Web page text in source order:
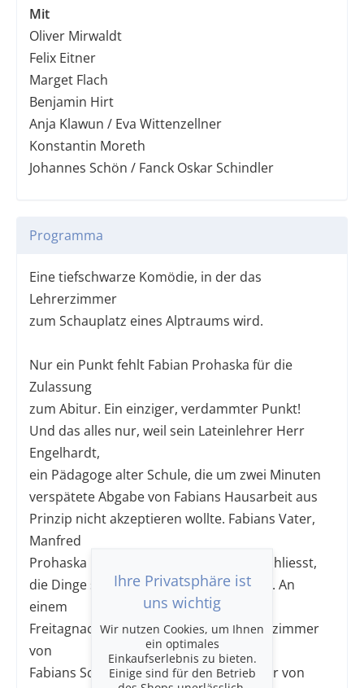
Mit
Oliver Mirwaldt
Felix Eitner
Marget Flach
Benjamin Hirt
Anja Klawun / Eva Wittenzellner
Konstantin Moreth
Johannes Schön / Fanck Oskar Schindler
Programma
Eine tiefschwarze Komödie, in der das
Lehrerzimmer
zum Schauplatz eines Alptraums wird.
Nur ein Punkt fehlt Fabian Prohaska für die
Zulassung
zum Abitur. Ein einziger, verdammter Punkt!
Und das alles nur, weil sein Lateinlehrer Herr
Engelhardt,
ein Pädagoge alter Schule, die um zwei Minuten
verspätete Abgabe von Fabians Hausarbeit aus
Prinzip nicht akzeptieren wollte. Fabians Vater,
Manfred
Prohaska kann es nicht fassen und beschliesst,
die Dinge selbst in die Hand zu nehmen. An
einem
Freitagnachmittag stürmt er das Lehrerzimmer
von
Fabians Schule, um den Korinthenkacker von
Ihre Privatsphäre ist
uns wichtig
Wir nutzen Cookies, um Ihnen
ein optimales
Einkaufserlebnis zu bieten.
Einige sind für den Betrieb